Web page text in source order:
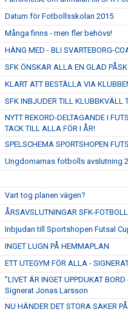
Datum för Fotbollsskolan 2015
Många finns - men fler behövs!
HÄNG MED - BLI SVARTEBORG-
SFK ÖNSKAR ALLA EN GLAD PÅSK
KLART ATT BESTÄLLA VIA
SFK INBJUDER TILL KLUBBKVÄLL
NYTT REKORD-DELTAGANDE I
TACK TILL ALLA FÖR I ÅR!
SPELSCHEMA SPORTSHOPEN
Ungdomarnas fotbolls avslutning
Vart tog planen vägen?
ÅRSAVSLUTNINGAR SFK-FOTBOLL
Inbjudan till Sportshopen Futsal
INGET LUGN PÅ HEMMAPLAN
ETT UTEGYM FÖR ALLA -
”LIVET ÄR INGET UPPDUKAT
Signerat Jonas Larsson
NU HÄNDER DET STORA SAKER